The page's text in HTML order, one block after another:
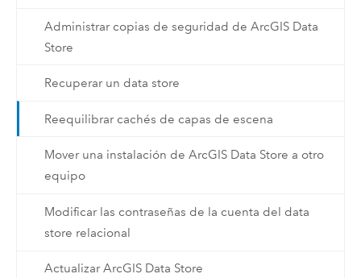
Administrar copias de seguridad de ArcGIS Data
Store
Recuperar un data store
Reequilibrar cachés de capas de escena
Mover una instalación de ArcGIS Data Store a otro
equipo
Modificar las contraseñas de la cuenta del data
store relacional
Actualizar ArcGIS Data Store